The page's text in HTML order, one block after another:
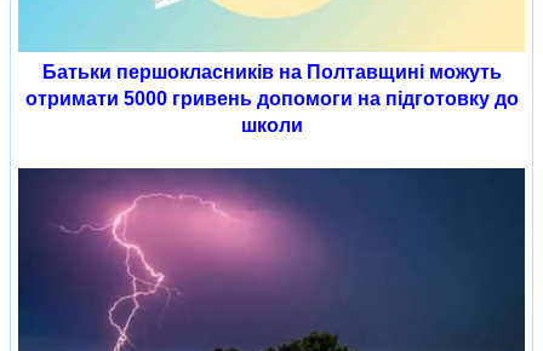
Батьки першокласників на Полтавщині можуть
отримати 5000 гривень допомоги на підготовку до
школи